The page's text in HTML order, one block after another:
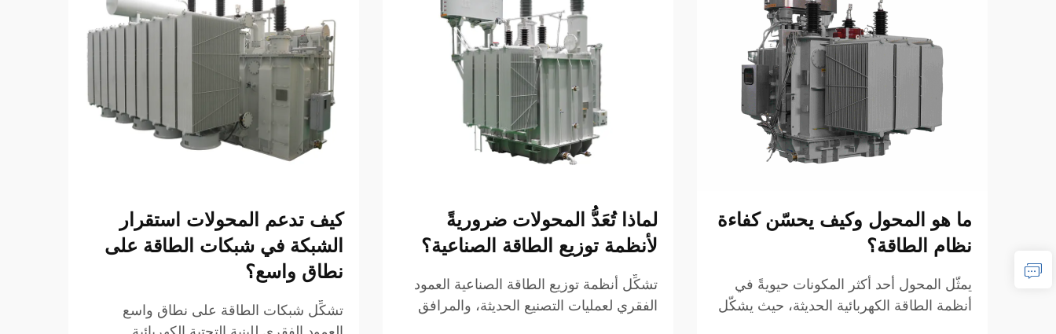
ما هو المحول وكيف يحسّن كفاءة
نظام الطاقة؟
يمثّل المحول أحد أكثر المكونات حيويةً في
أنظمة الطاقة الكهربائية الحديثة، حيث يشكّل
لماذا تُعَدُّ المحولات ضروريةً
لأنظمة توزيع الطاقة الصناعية؟
تشكِّل أنظمة توزيع الطاقة الصناعية العمود
الفقري لعمليات التصنيع الحديثة، والمرافق
كيف تدعم المحولات استقرار
الشبكة في شبكات الطاقة على
نطاق واسع؟
تشكِّل شبكات الطاقة على نطاق واسع